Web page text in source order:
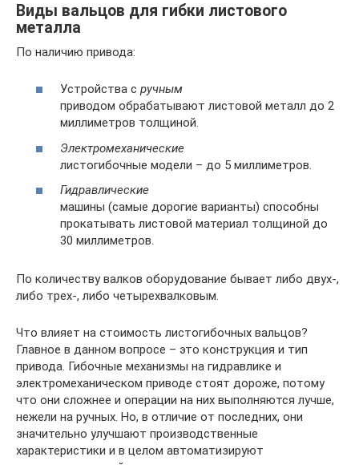
Виды вальцов для гибки листового
металла
По наличию привода:
Устройства с ручным
приводом обрабатывают листовой металл до 2
миллиметров толщиной.
Электромеханические
листогибочные модели – до 5 миллиметров.
Гидравлические
машины (самые дорогие варианты) способны
прокатывать листовой материал толщиной до
30 миллиметров.
По количеству валков оборудование бывает либо двух-,
либо трех-, либо четырехвалковым.
Что влияет на стоимость листогибочных вальцов?
Главное в данном вопросе – это конструкция и тип
привода. Гибочные механизмы на гидравлике и
электромеханическом приводе стоят дороже, потому
что они сложнее и операции на них выполняются лучше,
нежели на ручных. Но, в отличие от последних, они
значительно улучшают производственные
характеристики и в целом автоматизируют